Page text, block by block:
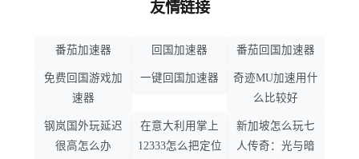
友情链接
番茄加速器 回国加速器 番茄回国加速器
免费回国游戏加
速器
一键回国加速器
奇迹MU加速用什
么比较好
钢岚国外玩延迟
很高怎么办
在意大利用掌上
12333怎么把定位
新加坡怎么玩七
人传奇：光与暗